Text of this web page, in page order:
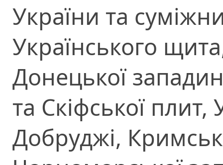
України та
Українського
Донецької
та Скіфської
Добруджі,